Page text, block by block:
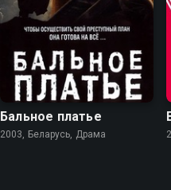
6.7
Бальное платье
2003, Беларусь, Драма